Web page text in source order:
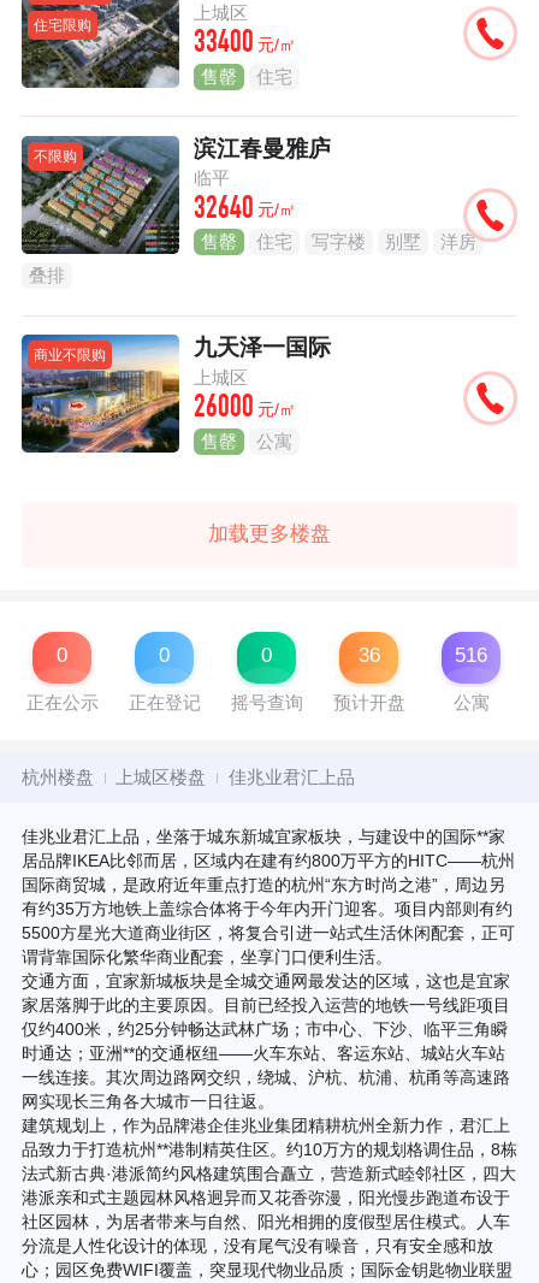
住宅限购
上城区
33400 元/㎡
售罄 住宅
不限购 滨江春曼雅庐
临平
32640 元/㎡
售罄 住宅 写字楼 别墅
洋房
叠排
商业不限购 九天泽一国际
上城区
26000 元/㎡
售罄 公寓
加载更多楼盘
0
正在公示
0
正在登记
0
摇号查询
36
预计开盘
516
公寓
杭州楼盘 上城区楼盘 佳兆业君汇上品
佳兆业君汇上品，坐落于城东新城宜家板块，与建设中的国际**家
居品牌IKEA比邻而居，区域内在建有约800万平方的HITC——杭州
国际商贸城，是政府近年重点打造的杭州“东方时尚之港”，周边另
有约35万方地铁上盖综合体将于今年内开门迎客。项目内部则有约
5500方星光大道商业街区，将复合引进一站式生活休闲配套，正可
谓背靠国际化繁华商业配套，坐享门口便利生活。
交通方面，宜家新城板块是全城交通网最发达的区域，这也是宜家
家居落脚于此的主要原因。目前已经投入运营的地铁一号线距项目
仅约400米，约25分钟畅达武林广场；市中心、下沙、临平三角瞬
时通达；亚洲**的交通枢纽——火车东站、客运东站、城站火车站
一线连接。其次周边路网交织，绕城、沪杭、杭浦、杭甬等高速路
网实现长三角各大城市一日往返。
建筑规划上，作为品牌港企佳兆业集团精耕杭州全新力作，君汇上
品致力于打造杭州**港制精英住区。约10万方的规划格调住品，8栋
法式新古典·港派简约风格建筑围合矗立，营造新式睦邻社区，四大
港派亲和式主题园林风格迥异而又花香弥漫，阳光慢步跑道布设于
社区园林，为居者带来与自然、阳光相拥的度假型居住模式。人车
分流是人性化设计的体现，没有尾气没有噪音，只有安全感和放
心；园区免费WIFI覆盖，突显现代物业品质；国际金钥匙物业联盟